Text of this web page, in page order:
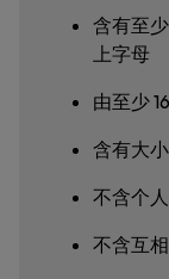
含有至
上字母
由至少
含有大
不含个
不含互